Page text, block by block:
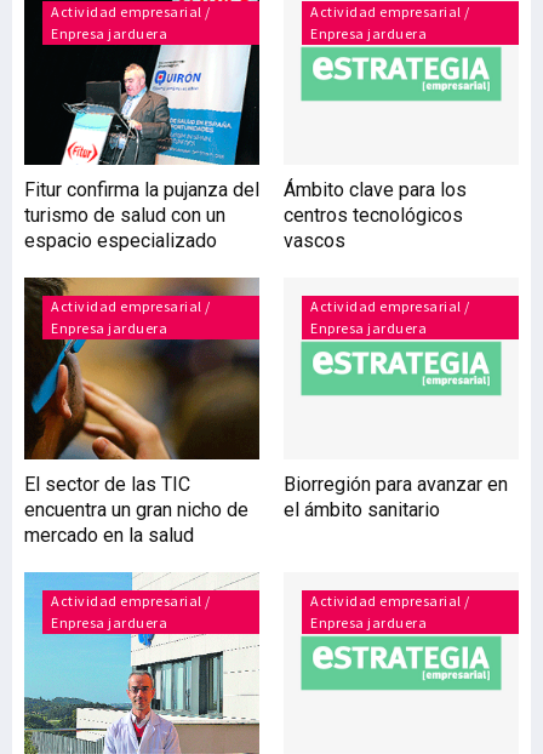
algo más de 13 millones de
euros. “En un contexto
como el actual”, la
institución foral insiste en
consolidación económica”,
según dijo el diputado de
Presidencia, Unai
presentación de este Plan,
que tiene cinco áreas de
actuación: la promoción de
nuevas empresas
Innovación Social, ‘Bizkaia
Digital: Internet
promoción d
Actividad empresarial /
Enpresa jarduera
Fitur confirma la pujanza del
turismo de salud con un
espacio especializado
Actividad empresarial /
Enpresa jarduera
Ámbito clave para los
centros tecnológicos
vascos
Actividad empresarial /
Enpresa jarduera
El sector de las TIC
encuentra un gran nicho de
mercado en la salud
Actividad empresarial /
Enpresa jarduera
Biorregión para avanzar en
el ámbito sanitario
Actividad empresarial /
Enpresa jarduera
Actividad empresarial /
Enpresa jarduera